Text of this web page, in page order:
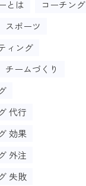
とは
コーチング
スポーツ
ィング
チームづくり
代行
効果
外注
失敗